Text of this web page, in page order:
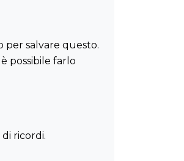
per salvare questo.
possibile farlo
ricordi.